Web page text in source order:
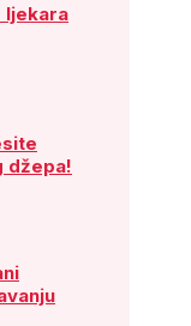
ljekara
džepa!